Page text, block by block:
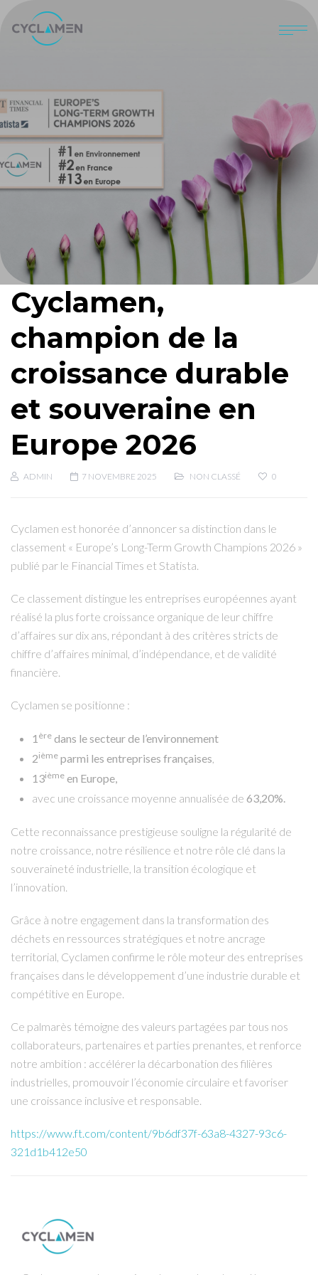
Cyclamen,
champion de la
croissance durable
et souveraine en
Europe 2026
ADMIN 7 NOVEMBRE 2025 NON CLASSÉ 0
Cyclamen est honorée d’annoncer sa distinction dans le
classement « Europe’s Long-Term Growth Champions 2026 »
publié par le Financial Times et Statista.
Ce classement distingue les entreprises européennes ayant
réalisé la plus forte croissance organique de leur chiffre
d’affaires sur dix ans, répondant à des critères stricts de
chiffre d’affaires minimal, d’indépendance, et de validité
financière.
Cyclamen se positionne :
1 ère dans le secteur de l’environnement
2ième parmi les entreprises françaises
13ième en Europe,
avec une croissance moyenne annualisée de 63,20%.
Cette reconnaissance prestigieuse souligne la régularité de
notre croissance, notre résilience et notre rôle clé dans la
souveraineté industrielle, la transition écologique et
l’innovation.
Grâce à notre engagement dans la transformation des
déchets en ressources stratégiques et notre ancrage
territorial, Cyclamen confirme le rôle moteur des entreprises
françaises dans le développement d’une industrie durable et
compétitive en Europe.
Ce palmarès témoigne des valeurs partagées par tous nos
collaborateurs, partenaires et parties prenantes, et renforce
notre ambition : accélérer la décarbonation des filières
industrielles, promouvoir l’économie circulaire et favoriser
une croissance inclusive et responsable.
https://www.ft.com/content/9b6df37f-63a8-4327-93c6-
321d1b412e50